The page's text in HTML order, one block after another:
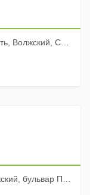
улица, 1А
1б, офис 36